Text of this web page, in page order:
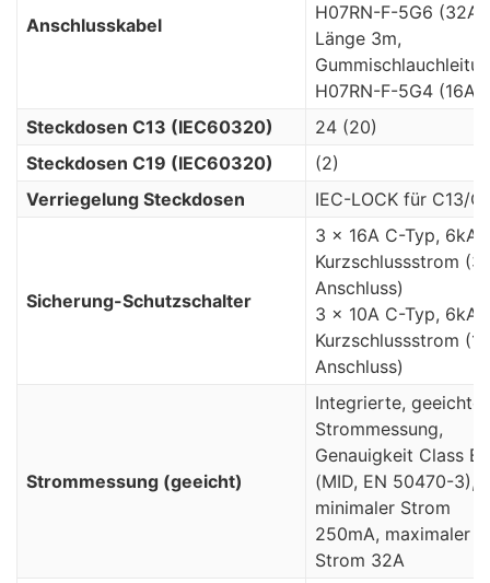
Anschlusskabel
H07RN-F-5G6 (32A)
Länge 3m,
H07RN-F-5G4 (16A)
Steckdosen C13 (IEC60320)
24 (20)
Steckdosen C19 (IEC60320)
(2)
Verriegelung Steckdosen
IEC-LOCK für C13/
Sicherung-Schutzschalter
3 x 16A C-Typ, 6kA
Kurzschlussstrom
Anschluss)
3 x 10A C-Typ, 6kA
Kurzschlussstrom
Anschluss)
Strommessung (geeicht)
Integrierte, geeichte
Strommessung,
Genauigkeit Class B
(MID, EN 50470-3),
minimaler Strom
250mA, maximaler
Strom 32A